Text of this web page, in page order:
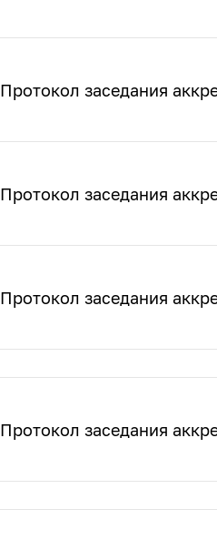
Протокол заседания
Протокол заседания
Протокол заседания
Протокол заседания